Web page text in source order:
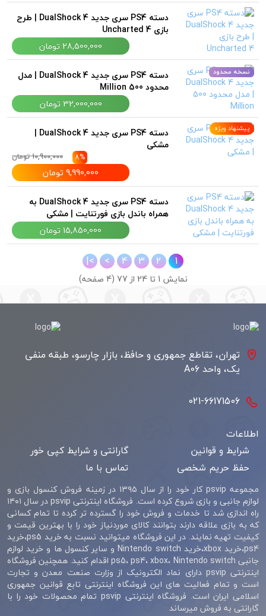
دسته PS4 سری جدید DualShock 4 | طرح
بازی Uncharted 4
28,500,000 تومان
نسخه محدود
دسته PS4 سری جدید DualShock 4 | مدل
محدود 500 Million
32,000,000 تومان
پیشنهاد ویژه
دسته PS4 سری جدید DualShock 4 |
مشکی
8% 10,900,000 تومان
9,990,000 تومان
دسته PS4 سری جدید DualShock 4 به
همراه باندل بازی فورتنایت | مشکی
15,850,000 تومان
1
2
3
4
>
>|
نمايش 1 تا 24 از 77 (4 صفحه)
تهران، تقاطع جمهوری و حافظ، بازار چارسو، طبقه منفی
یک، واحد A06
021-66171506
اطلاعات
شرایط و قوانین
گارانتی و شرایط کپی خور
حفظ حریم شخصی
تماس با ما
مجموعه psvip کار خود را از سال ۱۳۹۵ در زمینه فروش کنسول بازی و
لوازم جانبی و بازی شروع کرده است. فروشگاه اینترنتی psvip در سال ۱۴۰۱
راه اندازی شد تا خدمات و فروش خود را گسترده تر کرده تا تمام کسانی
که به بازی علاقه دارند بتوانند کالای موردنیاز خود را با بهترین قیمت و
کیفیت تهیه نمایند. در این فروشگاه میتوانید نسبت به خرید ps5،خرید
ps4،خرید xbox،خرید Nintendo switch و سایر کنسول ها و خرید لوازم
جانبی ps5، ps4، xbox، Nintendo switch اقدام کنید. همچنین فروشگاه
اینترنتی psvip دارای نماد الکترونیک از وزارت صنعت معدن و تجارت
است و تمام فعالیت های این فروشگاه اینترنتی تابع قوانین جمهوری
اسلامی ایران است. فروشگاه اینترنتی psvip تمام محصولات خود را با
گارانتی به فروش میرساند